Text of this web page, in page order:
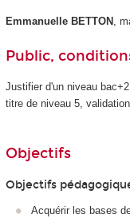
Emmanuelle BETTON ,
Public,
Justifier d'un niveau
titre de niveau 5,
Objectifs
Objectifs
Acquérir les bases